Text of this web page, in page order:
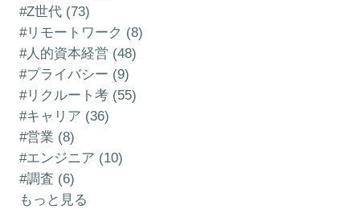
#Z世代 (73)
#リモートワーク (8)
#人的資本経営 (48)
#プライバシー (9)
#リクルート考 (55)
#キャリア (36)
#営業 (8)
#エンジニア (10)
#調査 (6)
もっと見る